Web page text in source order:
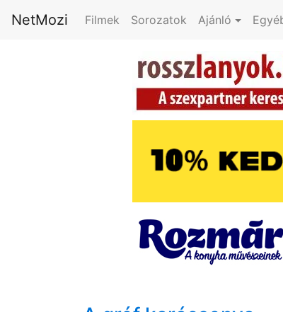
NetMozi Filmek Sorozatok Ajánló